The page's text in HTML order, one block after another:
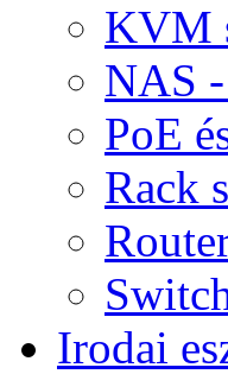
KVM
NAS
PoE
Rack
Irodai